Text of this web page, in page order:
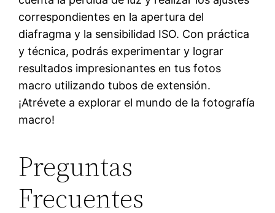
correspondientes en la apertura del
diafragma y la sensibilidad ISO. Con práctica
y técnica, podrás experimentar y lograr
resultados impresionantes en tus fotos
macro utilizando tubos de extensión.
¡Atrévete a explorar el mundo de la fotografía
macro!
Preguntas
Frecuentes